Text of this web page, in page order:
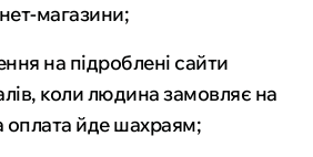
магазини;
на підроблені сайти
коли людина замовляє на
оплата йде шахраям;